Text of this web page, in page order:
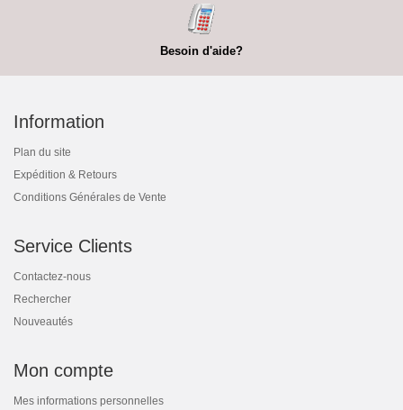
Besoin d'aide?
Information
Plan du site
Expédition & Retours
Conditions Générales de Vente
Service Clients
Contactez-nous
Rechercher
Nouveautés
Mon compte
Mes informations personnelles